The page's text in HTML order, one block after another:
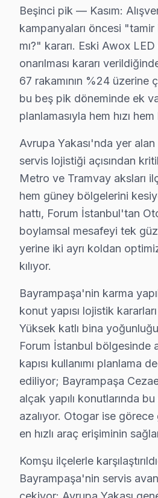
• Kapasitör değişimi
• Ses kartı/hoparlör tamiri:
• Bayrampaşa'de ücretsiz
• Bayrampaşa servisimizde
• Bayrampaşa'de kapıda
Not: Bayrampaşa'de nihai
Bayrampaşa Awox TV
Awox TV Servis Garanti Belgesi –
Bayrampaşa'da Awox LED
Bayrampaşa'de her
• 2 yıl yazılı işçilik garantisi
• Aynı sorunun tekrarı →
• Resmi fatura + garanti
Bayrampaşa'de garanti süreci
Onarım bittikten sonra
Bayrampaşa'da Awox servisi
Bayrampaşa Awox
Awox televizyon paneli'niz
• Bayrampaşa'de sabah
• Bayrampaşa'in tüm
Beşinci pik — Kasım:
kampanyaları öncesi "tamir
mı?" kararı. Eski Awox LED
onarılması kararı
67 rakamının %24 üzerine
bu beş pik döneminde ek
planlamasıyla hem hızı
Avrupa Yakası'nda yer
servis lojistiği açısından
Metro ve Tramvay aksları
hem güney bölgelerini
hattı, Forum İstanbul'tan
boylamsal mesafeyi tek
yerine iki ayrı koldan
kılıyor.
Bayrampaşa'nin karma
konut yapısı lojistik
Yüksek katlı bina
Forum İstanbul bölgesinde
kapısı kullanımı planlama
ediliyor; Bayrampaşa
alçak yapılı konutlarında
azalıyor. Otogar ise görece
en hızlı araç erişiminin
Komşu ilçelerle
Bayrampaşa'nin servis